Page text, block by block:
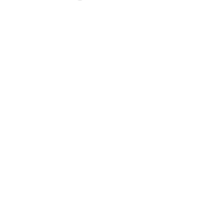
bewertet.